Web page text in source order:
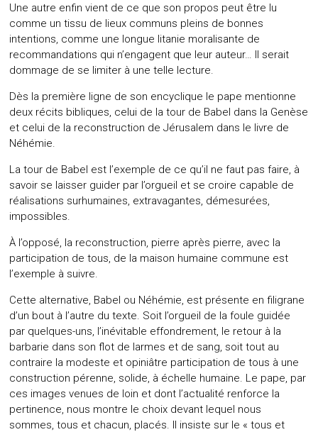
Une autre enfin vient de ce que son propos peut être lu
comme un tissu de lieux communs pleins de bonnes
intentions, comme une longue litanie moralisante de
recommandations qui n’engagent que leur auteur… Il serait
dommage de se limiter à une telle lecture.
Dès la première ligne de son encyclique le pape mentionne
deux récits bibliques, celui de la tour de Babel dans la Genèse
et celui de la reconstruction de Jérusalem dans le livre de
Néhémie.
La tour de Babel est l’exemple de ce qu’il ne faut pas faire, à
savoir se laisser guider par l’orgueil et se croire capable de
réalisations surhumaines, extravagantes, démesurées,
impossibles.
À l’opposé, la reconstruction, pierre après pierre, avec la
participation de tous, de la maison humaine commune est
l’exemple à suivre.
Cette alternative, Babel ou Néhémie, est présente en filigrane
d’un bout à l’autre du texte. Soit l’orgueil de la foule guidée
par quelques-uns, l’inévitable effondrement, le retour à la
barbarie dans son flot de larmes et de sang, soit tout au
contraire la modeste et opiniâtre participation de tous à une
construction pérenne, solide, à échelle humaine. Le pape, par
ces images venues de loin et dont l’actualité renforce la
pertinence, nous montre le choix devant lequel nous
sommes, tous et chacun, placés. Il insiste sur le « tous et